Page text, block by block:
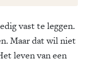
vast te leggen.
Maar dat wil niet
leven van een